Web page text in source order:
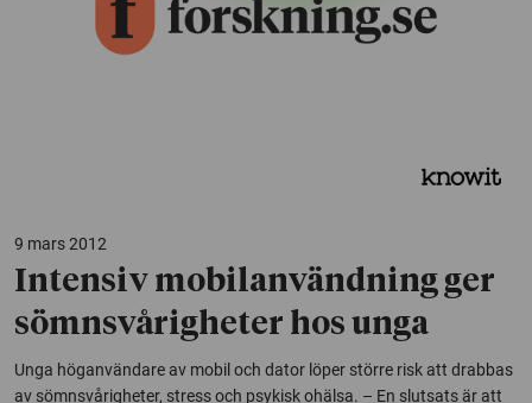
9 mars 2012
Intensiv mobilanvändning ger
sömnsvårigheter hos unga
Unga höganvändare av mobil och dator löper större risk att drabbas
av sömnsvårigheter, stress och psykisk ohälsa. – En slutsats är att